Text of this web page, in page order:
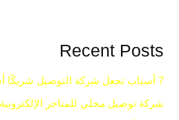
Recent Posts
7 أسباب تجعل شركة التوصيل شريكًا أساسيًا للمتاجر الإلكترونية
شركة توصيل محلي للمتاجر